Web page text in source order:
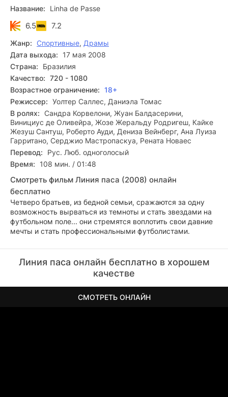
Название: Linha de Passe
6.5 7.2
Жанр: Спортивные, Драмы
Дата выхода:
17 мая 2008
Страна:
Бразилия
Качество: 720 - 1080
Возрастное ограничение: 18+
Режиссер: Уолтер Саллес, Даниэла Томас
В ролях: Сандра Корвелони, Жуан Балдасерини,
Винициус де Оливейра, Жозе Жеральду Родригеш, Кайке
Жезуш Сантуш, Роберто Ауди, Дениза Вейнберг, Ана Луиза
Гарритано, Серджио Мастропаскуа, Рената Новаес
Перевод:
Рус. Люб. одноголосый
Время:
108 мин. / 01:48
Смотреть фильм Линия паса (2008) онлайн
бесплатно
Четверо братьев, из бедной семьи, сражаются за одну
возможность вырваться из темноты и стать звездами на
футбольном поле... они стремятся воплотить свои давние
мечты и стать профессиональными футболистами.
Линия паса онлайн бесплатно в хорошем
качестве
СМОТРЕТЬ ОНЛАЙН